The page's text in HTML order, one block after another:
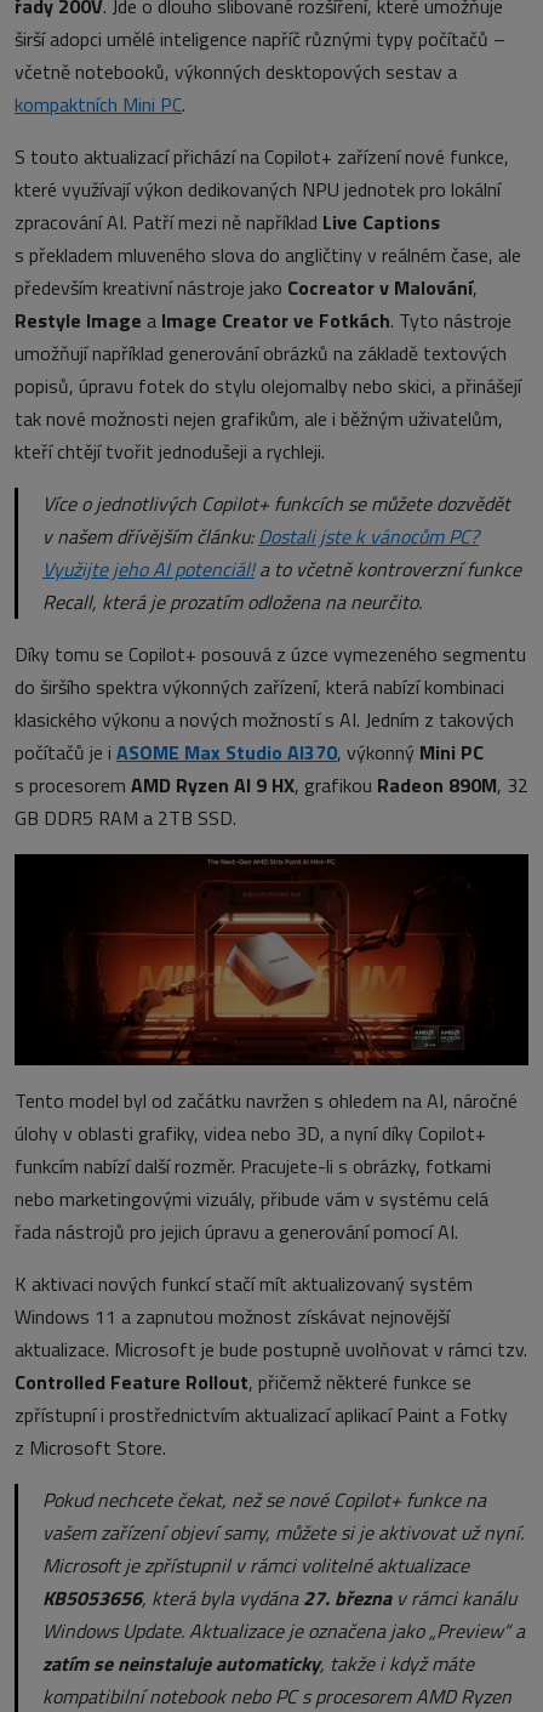
širší adopci umělé inteligence napříč různými typy počítačů –
včetně notebooků, výkonných desktopových sestav a
kompaktních Mini PC.
S touto aktualizací přichází na Copilot+ zařízení nové funkce,
které využívají výkon dedikovaných NPU jednotek pro lokální
zpracování AI. Patří mezi ně například Live Captions
s překladem mluveného slova do angličtiny v reálném čase, ale
především kreativní nástroje jako Cocreator v Malování,
Restyle Image a Image Creator ve Fotkách. Tyto nástroje
umožňují například generování obrázků na základě textových
popisů, úpravu fotek do stylu olejomalby nebo skici, a přinášejí
tak nové možnosti nejen grafikům, ale i běžným uživatelům,
kteří chtějí tvořit jednodušeji a rychleji.
Více o jednotlivých Copilot+ funkcích se můžete dozvědět
v našem dřívějším článku:Dostali jste k vánocům PC?
Využijte jeho AI potenciál!a to včetně kontroverzní funkce
Recall, která je prozatím odložena na neurčito.
Díky tomu se Copilot+ posouvá z úzce vymezeného segmentu
do širšího spektra výkonných zařízení, která nabízí kombinaci
klasického výkonu a nových možností s AI. Jedním z takových
počítačů je i ASOME Max Studio AI370, výkonný Mini PC
s procesorem AMD Ryzen AI 9 HX, grafikou Radeon 890M, 32
GB DDR5 RAM a 2TB SSD.
Tento model byl od začátku navržen s ohledem na AI, náročné
úlohy v oblasti grafiky, videa nebo 3D, a nyní díky Copilot+
funkcím nabízí další rozměr. Pracujete-li s obrázky, fotkami
nebo marketingovými vizuály, přibude vám v systému celá
řada nástrojů pro jejich úpravu a generování pomocí AI.
K aktivaci nových funkcí stačí mít aktualizovaný systém
Windows 11 a zapnutou možnost získávat nejnovější
aktualizace. Microsoft je bude postupně uvolňovat v rámci tzv.
Controlled Feature Rollout, přičemž některé funkce se
zpřístupní i prostřednictvím aktualizací aplikací Paint a Fotky
z Microsoft Store.
Pokud nechcete čekat, než se nové Copilot+ funkce na
vašem zařízení objeví samy, můžete si je aktivovat už nyní.
Microsoft je zpřístupnil v rámci volitelné aktualizace
KB5053656, která byla vydána27. březnav rámci kanálu
Windows Update. Aktualizace je označena jako „Preview“ a
zatím se neinstaluje automaticky, takže i když máte
kompatibilní notebook nebo PC s procesorem AMD Ryzen